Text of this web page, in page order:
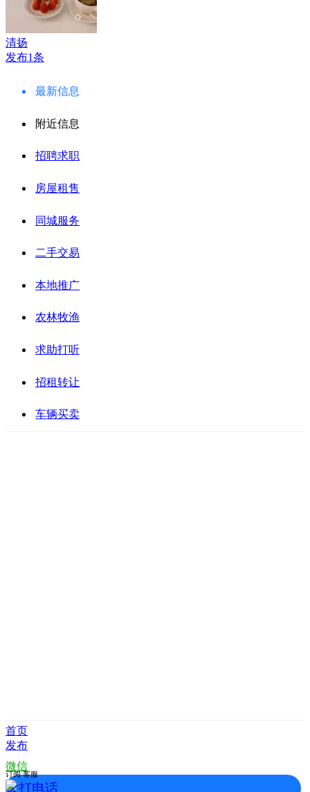
清扬
发布1条
最新信息
附近信息
招聘求职
房屋租售
同城服务
二手交易
本地推广
农林牧渔
求助打听
招租转让
车辆买卖
首页
发布
微信
拨打电话
订阅 客服